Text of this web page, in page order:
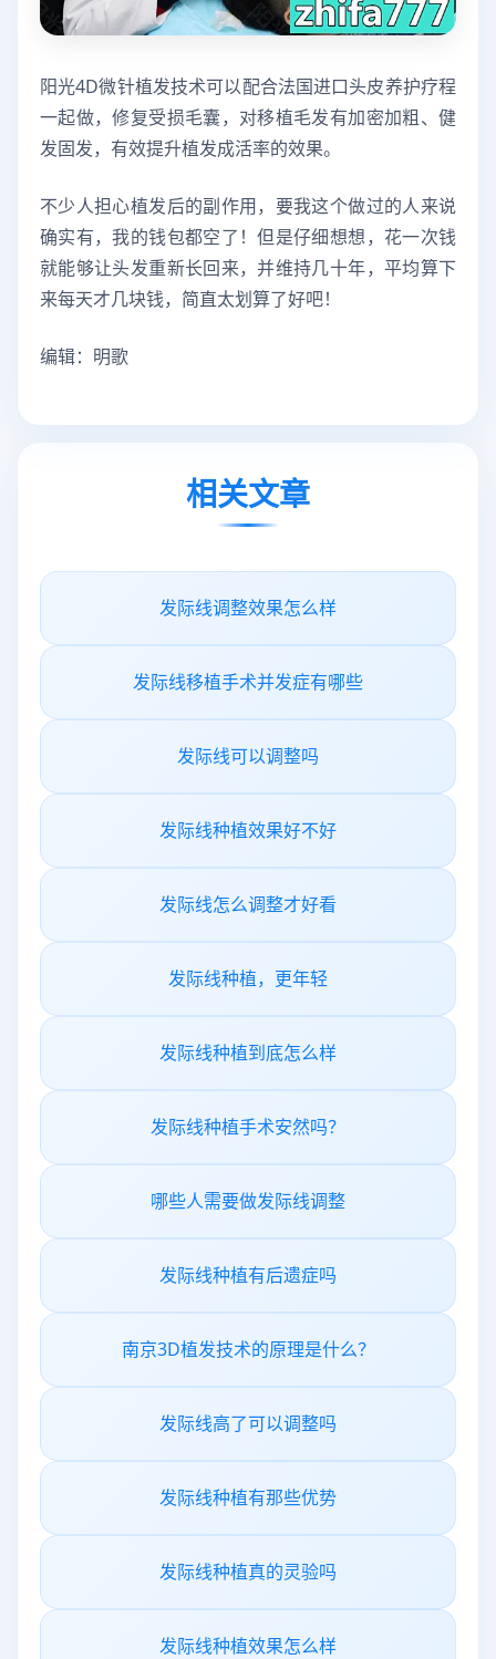
阳光4D微针植发技术可以配合法国进口头皮养护疗程
一起做，修复受损毛囊，对移植毛发有加密加粗、健
发固发，有效提升植发成活率的效果。
不少人担心植发后的副作用，要我这个做过的人来说
确实有，我的钱包都空了！但是仔细想想，花一次钱
就能够让头发重新长回来，并维持几十年，平均算下
来每天才几块钱，简直太划算了好吧！
编辑：明歌
相关文章
发际线调整效果怎么样
发际线移植手术并发症有哪些
发际线可以调整吗
发际线种植效果好不好
发际线怎么调整才好看
发际线种植，更年轻
发际线种植到底怎么样
发际线种植手术安然吗？
哪些人需要做发际线调整
发际线种植有后遗症吗
南京3D植发技术的原理是什么？
发际线高了可以调整吗
发际线种植有那些优势
发际线种植真的灵验吗
发际线种植效果怎么样